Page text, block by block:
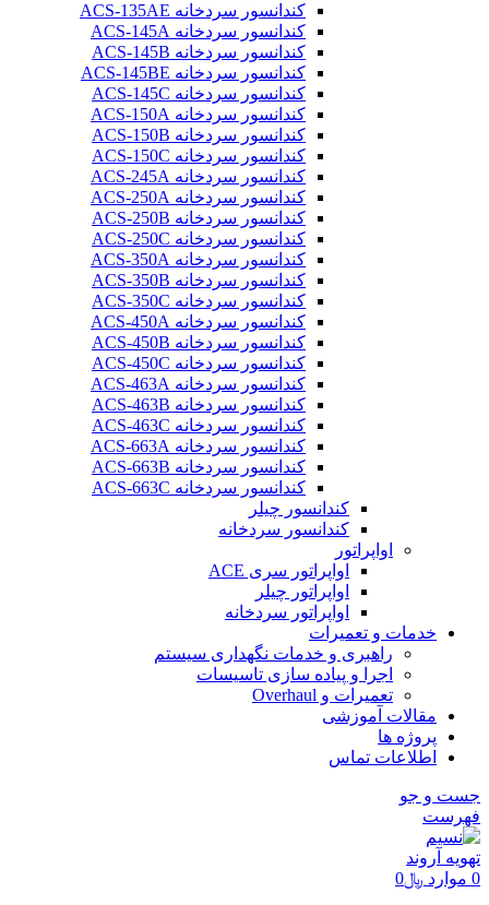
کندانسور سردخانه ACS-135AE
کندانسور سردخانه ACS-145A
کندانسور سردخانه ACS-145B
کندانسور سردخانه ACS-145BE
کندانسور سردخانه ACS-145C
کندانسور سردخانه ACS-150A
کندانسور سردخانه ACS-150B
کندانسور سردخانه ACS-150C
کندانسور سردخانه ACS-245A
کندانسور سردخانه ACS-250A
کندانسور سردخانه ACS-250B
کندانسور سردخانه ACS-250C
کندانسور سردخانه ACS-350A
کندانسور سردخانه ACS-350B
کندانسور سردخانه ACS-350C
کندانسور سردخانه ACS-450A
کندانسور سردخانه ACS-450B
کندانسور سردخانه ACS-450C
کندانسور سردخانه ACS-463A
کندانسور سردخانه ACS-463B
کندانسور سردخانه ACS-463C
کندانسور سردخانه ACS-663A
کندانسور سردخانه ACS-663B
کندانسور سردخانه ACS-663C
کندانسور چیلر
کندانسور سردخانه
اواپراتور
اواپراتور سری ACE
اواپراتور چیلر
اواپراتور سردخانه
خدمات و تعمیرات
راهبری و خدمات نگهداری سیستم
اجرا و پیاده سازی تاسیسات
تعمیرات و Overhaul
مقالات آموزشی
پروژه ها
اطلاعات تماس
جست و جو
فهرست
0 موارد ﷼0